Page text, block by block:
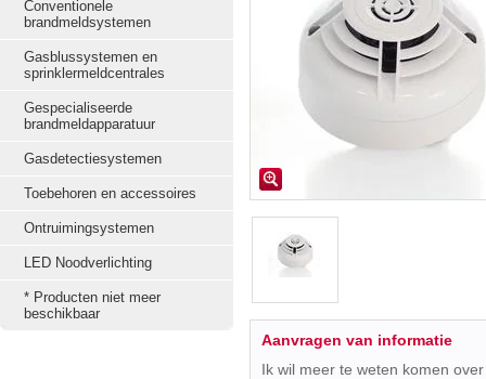
Conventionele
brandmeldsystemen
Gasblussystemen en
sprinklermeldcentrales
Gespecialiseerde
brandmeldapparatuur
Gasdetectiesystemen
Toebehoren en accessoires
Ontruimingsystemen
LED Noodverlichting
* Producten niet meer
beschikbaar
Aanvragen van informatie
Ik wil meer te weten komen